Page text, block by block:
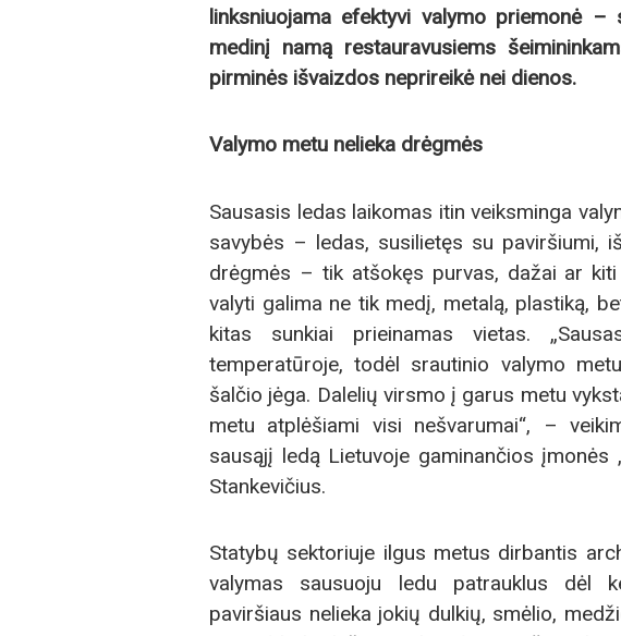
linksniuojama efektyvi valymo priemonė
medinį namą restauravusiems
pirminės išvaizdos neprireikė nei dienos.
Valymo metu nelieka drėgmės
Sausasis ledas laikomas itin veiksminga
savybės – ledas, susilietęs su paviršiumi,
drėgmės – tik atšokęs purvas, dažai ar
valyti galima ne tik medį, metalą, plastiką,
kitas sunkiai prieinamas vietas.
temperatūroje, todėl srautinio valymo
šalčio jėga. Dalelių virsmo į garus metu
metu atplėšiami visi nešvarumai“, –
sausąjį ledą Lietuvoje gaminančios įmonės
Stankevičius.
Statybų sektoriuje ilgus metus dirbantis
valymas sausuoju ledu patrauklus dėl
paviršiaus nelieka jokių dulkių, smėlio,